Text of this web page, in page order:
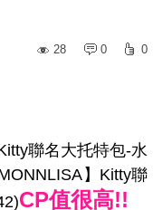
28
0 0
聯名大托特包-水
】Kitty聯
CP值很高!!